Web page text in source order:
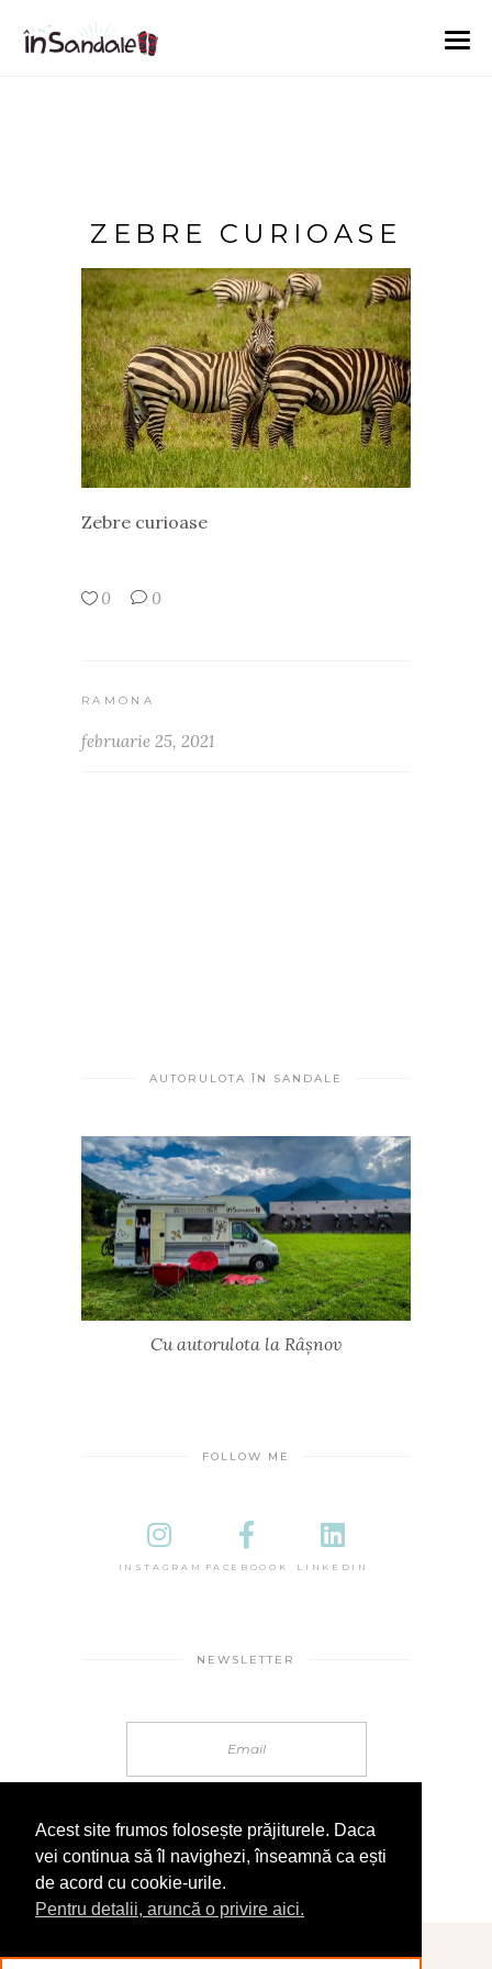
ZEBRE CURIOASE
Zebre curioase
0 0
RAMONA
februarie 25, 2021
AUTORULOTA ÎN SANDALE
Cu autorulota la Râșnov
FOLLOW ME
INSTAGRAM FACEBOOOK LINKEDIN
NEWSLETTER
© 2025 În Sandale
Acest site frumos folosește prăjiturele. Daca
vei continua să îl navighezi, înseamnă ca ești
de acord cu cookie-urile.
Pentru detalii, aruncă o privire aici.